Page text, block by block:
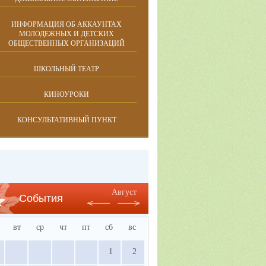
ИНФОРМАЦИЯ ОБ АККАУНТАХ
МОЛОДЕЖНЫХ И ДЕТСКИХ
ОБЩЕСТВЕННЫХ ОРГАНИЗАЦИЙ
ШКОЛЬНЫЙ ТЕАТР
КИНОУРОКИ
КОНСУЛЬТАТИВНЫЙ ПУНКТ
События
Август
вт ср чт пт сб вс
1 2